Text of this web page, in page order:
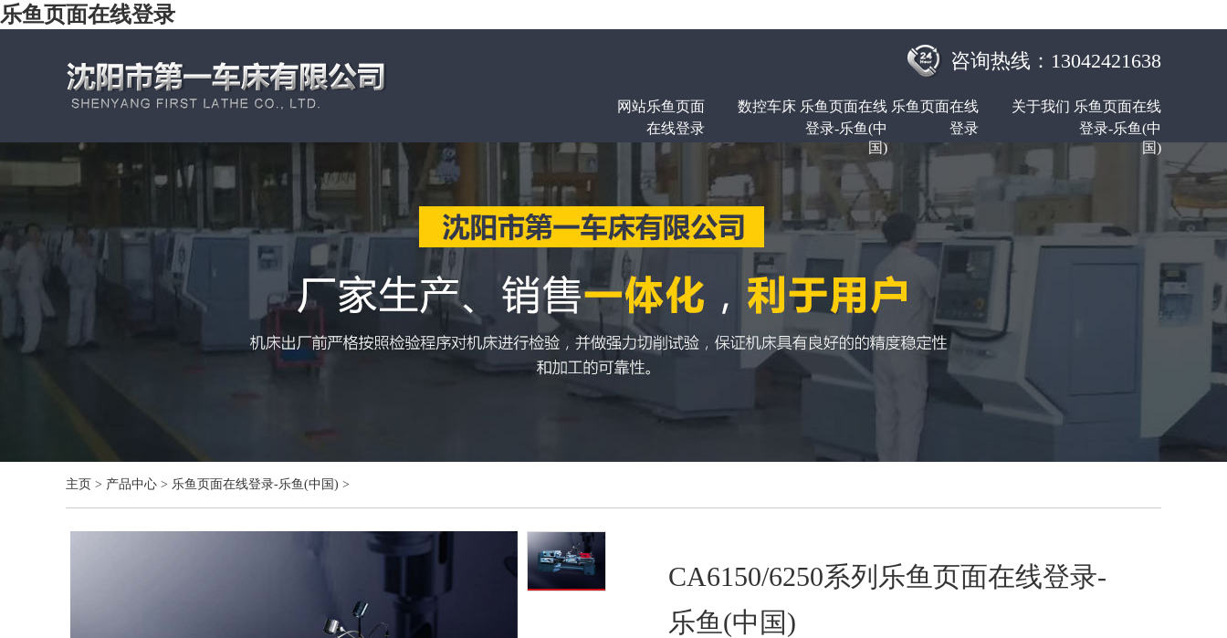
乐鱼页面在线登录
咨询热线：13042421638
网站乐鱼页面
在线登录
数控车床 乐鱼页面在线
登录-乐鱼(中
国)
乐鱼页面在线
登录
关于我们 乐鱼页面在线
登录-乐鱼(中
国)
主页 > 产品中心 > 乐鱼页面在线登录-乐鱼(中国) >
CA6150/6250系列乐鱼页面在线登录-
乐鱼(中国)